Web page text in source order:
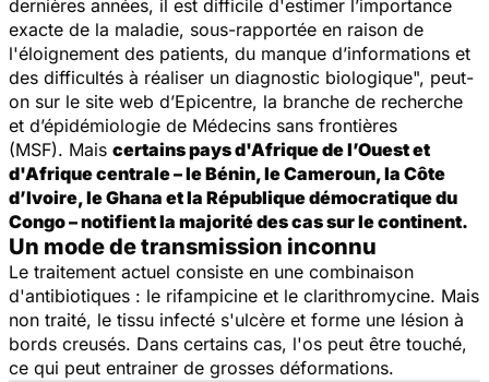
dernières années, il est difficile d'estimer l’importance
exacte de la maladie, sous-rapportée en raison de
l'éloignement des patients, du manque d’informations et
des difficultés à réaliser un diagnostic biologique", peut-
on sur le site web d’Epicentre, la branche de recherche
et d’épidémiologie de Médecins sans frontières
(MSF). Mais certains pays d'Afrique de l’Ouest et
d'Afrique centrale – le Bénin, le Cameroun, la Côte
d’Ivoire, le Ghana et la République démocratique du
Congo – notifient la majorité des cas sur le continent.
Un mode de transmission inconnu
Le traitement actuel consiste en une combinaison
d'antibiotiques : le rifampicine et le clarithromycine. Mais
non traité, le tissu infecté s'ulcère et forme une lésion à
bords creusés. Dans certains cas, l'os peut être touché,
ce qui peut entrainer de grosses déformations.